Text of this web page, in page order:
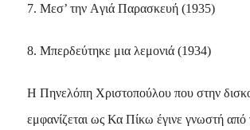
7. Mεσ’ την Aγιά Παρασκευή (1935)
8. Mπερδεύτηκε μια λεμονιά (1934)
Η Πηνελόπη Χριστοπούλου που στην
εμφανίζεται ως Κα Πίκω έγινε γνωστή από